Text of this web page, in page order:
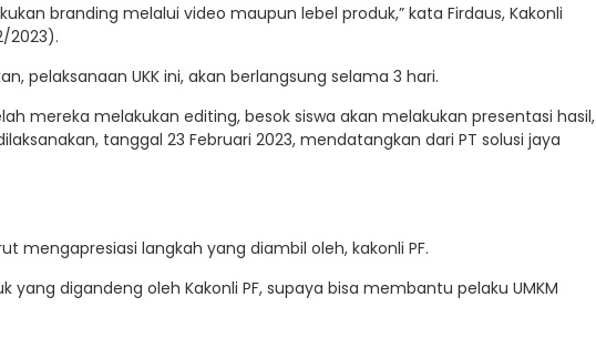
branding melalui video maupun lebel produk,” kata Firdaus, Kakonli
2023).
pelaksanaan UKK ini, akan berlangsung selama 3 hari.
mereka melakukan editing, besok siswa akan melakukan presentasi hasil,
tanggal 23 Februari 2023, mendatangkan dari PT solusi jaya
mengapresiasi langkah yang diambil oleh, kakonli PF.
yang digandeng oleh Kakonli PF, supaya bisa membantu pelaku UMKM